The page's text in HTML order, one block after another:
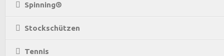
Spinning®
Stockschützen
Tennis